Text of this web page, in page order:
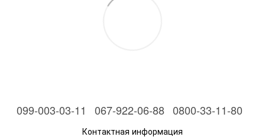
099-003-03-11 067-922-06-88 0800-33-11-80
Контактная информация